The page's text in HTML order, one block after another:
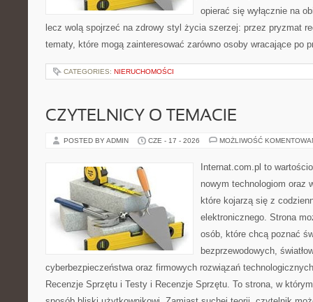
opierać się wyłącznie na
lecz wolą spojrzeć na zdrowy styl życia szerzej: przez pryzmat
tematy, które mogą zainteresować zarówno osoby wracające po
CATEGORIES: NIERUCHOMOŚCI
CZYTELNICY O TEMACIE
POSTED BY ADMIN CZE - 17 - 2026 MOŻLIWOŚĆ
Internat.com.pl to
nowym technologiom oraz
które kojarzą się z
elektronicznego. Strona
osób, które chcą poznać
bezprzewodowych,
cyberbezpieczeństwa oraz firmowych rozwiązań
Recenzje Sprzętu i Testy i Recenzje Sprzętu. To strona, w